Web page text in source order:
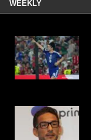
WEEKLY